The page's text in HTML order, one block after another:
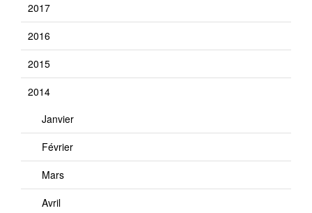
2017
2016
2015
2014
Janvier
Février
Mars
Avril